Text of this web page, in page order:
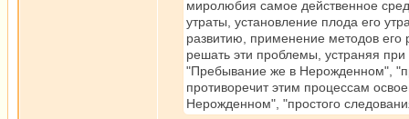
миролюбия самое действенное
утраты, установление плода его
развитию, применение методов
решать эти проблемы, устраняя
"Пребывание же в Нерожденном",
противоречит этим процессам
Нерожденном", "простого